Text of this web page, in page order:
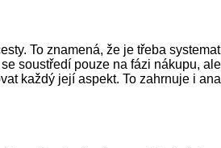
To znamená, že je třeba
soustředí pouze na fázi nákupu,
každý její aspekt. To zahrnuje i